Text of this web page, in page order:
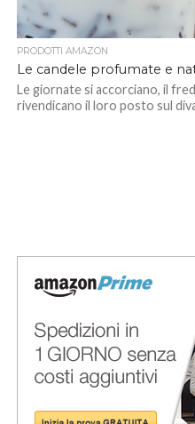
PRODOTTI AMAZON
Le candele profumate e
Le giornate si accorciano, il
rivendicano il loro posto sul